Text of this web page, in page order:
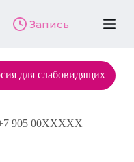
Запись
для слабовидящих
905 00XXXXX